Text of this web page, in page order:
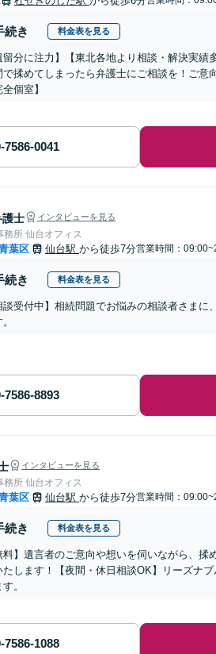
続き 料金表を見る
留分に注力】【東北各地より相談・解決実
揉めてしまったら弁護士にご相談を！ご
個室】
護士 インタビューを見る
務所 仙台オフィス
葉区 仙台駅 から徒歩7分営業時間：
続き 料金表を見る
談受付中】相続問題でお悩みの相談者さま
インタビューを見る
務所 仙台オフィス
葉区 仙台駅 から徒歩7分営業時間：
続き 料金表を見る
料】遺言者のご意向や想いを伺いながら、
たします！【夜間・休日相談OK】リーズナ
。